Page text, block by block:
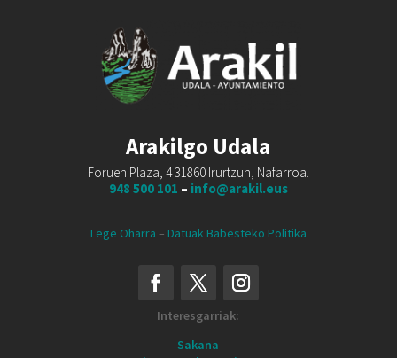
Arakilgo Udala
Foruen Plaza, 4 31860 Irurtzun, Nafarroa.
948 500 101 – info@arakil.eus
Lege Oharra – Datuak Babesteko Politika
Interesgarriak:
Sakana